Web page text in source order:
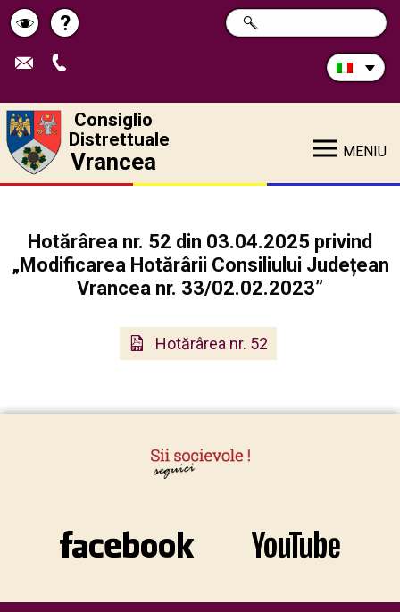
Schimbă
contrastul
Pagina
de
?
Cerca
nel
RICERCA
Consiglio
Distrettuale
Vrancea MENIU
Hotărârea nr. 52 din 03.04.2025 privind
„Modificarea Hotărârii Consiliului Județean
Vrancea nr. 33/02.02.2023”
Hotărârea nr. 52